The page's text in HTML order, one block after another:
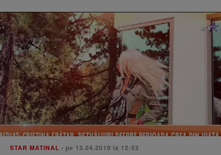
STAR MATINAL • pe 13.04.2019 la 12:53